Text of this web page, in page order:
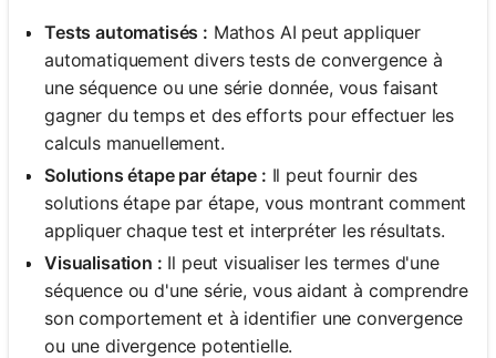
Tests automatisés : Mathos AI peut appliquer
automatiquement divers tests de convergence à
une séquence ou une série donnée, vous faisant
gagner du temps et des efforts pour effectuer les
calculs manuellement.
Solutions étape par étape : Il peut fournir des
solutions étape par étape, vous montrant comment
appliquer chaque test et interpréter les résultats.
Visualisation : Il peut visualiser les termes d'une
séquence ou d'une série, vous aidant à comprendre
son comportement et à identifier une convergence
ou une divergence potentielle.